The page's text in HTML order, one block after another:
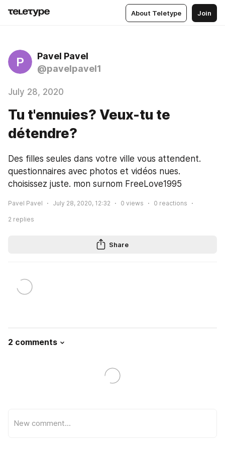
About Teletype Join
P
Pavel Pavel
@pavelpavel1
July 28, 2020
Tu t'ennuies? Veux-tu te
détendre?
Des filles seules dans votre ville vous attendent.
questionnaires avec photos et vidéos nues.
choisissez juste. mon surnom FreeLove1995
Pavel Pavel July 28, 2020, 12:32 0 views 0 reactions
2 replies
Share
2 comments